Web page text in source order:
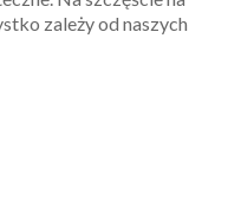
zależy od naszych